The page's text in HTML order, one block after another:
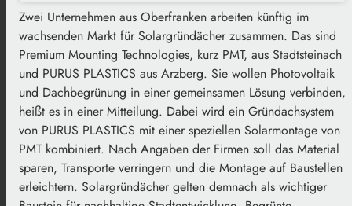
Zwei Unternehmen aus Oberfranken arbeiten künftig im
wachsenden Markt für Solargründächer zusammen. Das sind
Premium Mounting Technologies, kurz PMT, aus Stadtsteinach
und PURUS PLASTICS aus Arzberg. Sie wollen Photovoltaik
und Dachbegrünung in einer gemeinsamen Lösung verbinden,
heißt es in einer Mitteilung. Dabei wird ein Gründachsystem
von PURUS PLASTICS mit einer speziellen Solarmontage von
PMT kombiniert. Nach Angaben der Firmen soll das Material
sparen, Transporte verringern und die Montage auf Baustellen
erleichtern. Solargründächer gelten demnach als wichtiger